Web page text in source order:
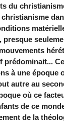
du
prédominait...
à une époque
autre au
où ce
de ce
de la